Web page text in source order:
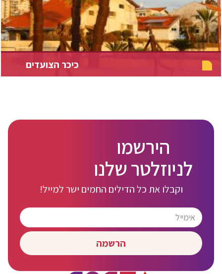
כיכר הצועדים
הירשמו
לניוזלטר שלנו
וקבלו את כל הדילים החמים ישר למייל!
הרשמה